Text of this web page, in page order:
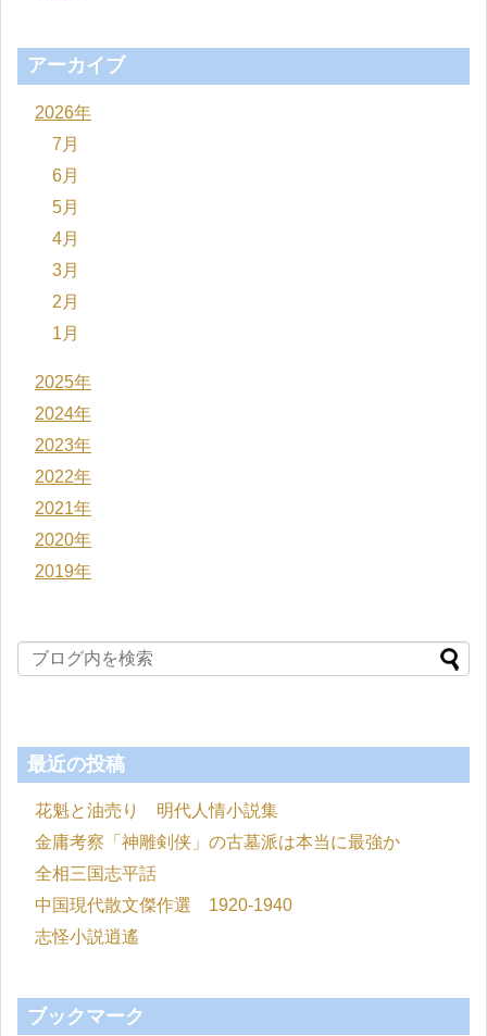
アーカイブ
2026年
7月
6月
5月
4月
3月
2月
1月
2025年
2024年
2023年
2022年
2021年
2020年
2019年
最近の投稿
花魁と油売り 明代人情小説集
金庸考察「神雕剣侠」の古墓派は本当に最強か
全相三国志平話
中国現代散文傑作選 1920-1940
志怪小説逍遙
ブックマーク